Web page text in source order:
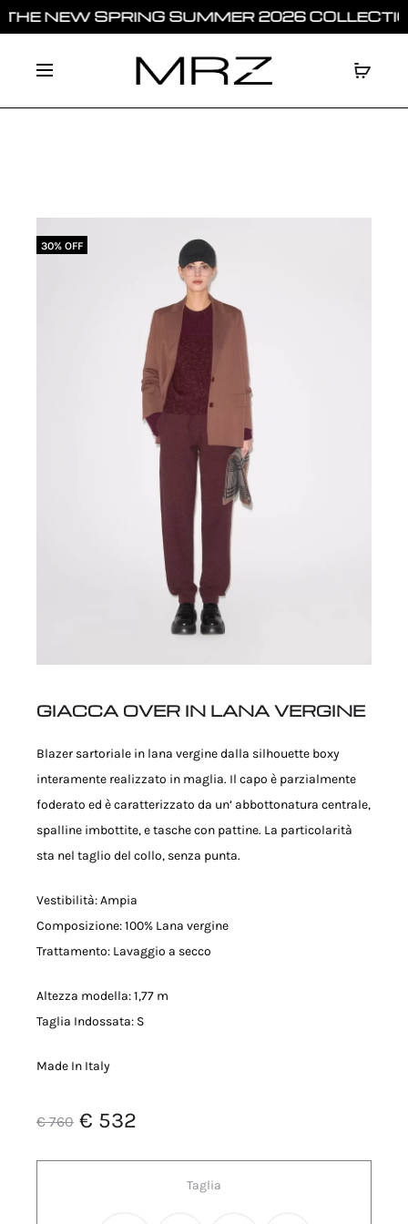
NEW SPRING SUMMER 2026
30% OFF
GIACCA OVER IN LANA VERGINE
Blazer sartoriale in lana vergine dalla silhouette boxy
interamente realizzato in maglia. Il capo è parzialmente
foderato ed è caratterizzato da un’ abbottonatura centrale,
spalline imbottite, e tasche con pattine. La particolarità
sta nel taglio del collo, senza punta.
Vestibilità: Ampia
Composizione: 100% Lana vergine
Trattamento: Lavaggio a secco
Altezza modella: 1,77 m
Taglia Indossata: S
Made In Italy
€760 Il
prezzo
€ 532
prezzo
Taglia